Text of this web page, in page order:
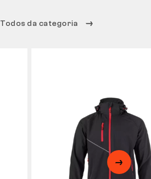
Todos da categoria